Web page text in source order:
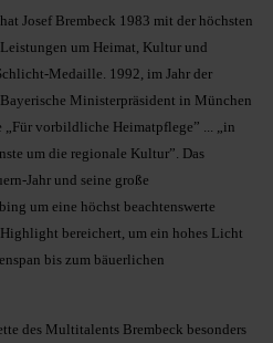
Josef Brembeck 1983 mit der höchsten
um Heimat, Kultur und
Medaille. 1992, im Jahr der
Ministerpräsident in München
vorbildliche Heimatpflege” ... „in
um die regionale Kultur”. Das
Jahr und seine große
um eine höchst beachtenswerte
bereichert, um ein hohes Licht
bis zum bäuerlichen
des Multitalents Brembeck besonders